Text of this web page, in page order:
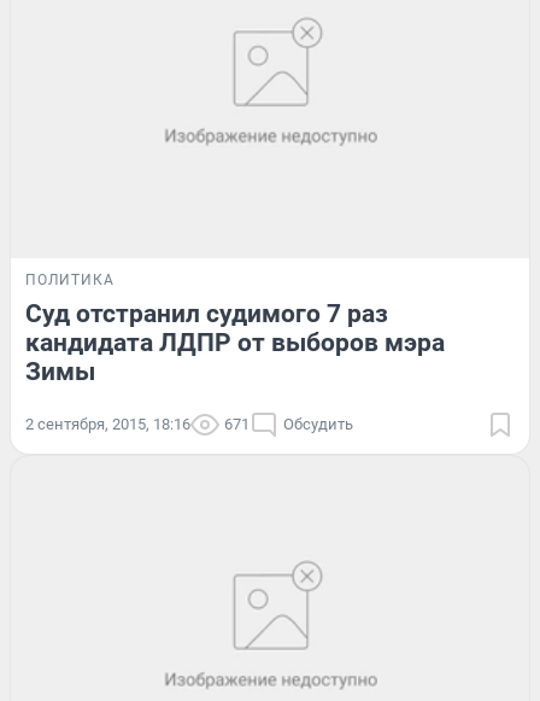
ПОЛИТИКА
Суд отстранил судимого 7 раз
кандидата ЛДПР от выборов мэра
Зимы
2 сентября, 2015, 18:16 671 Обсудить